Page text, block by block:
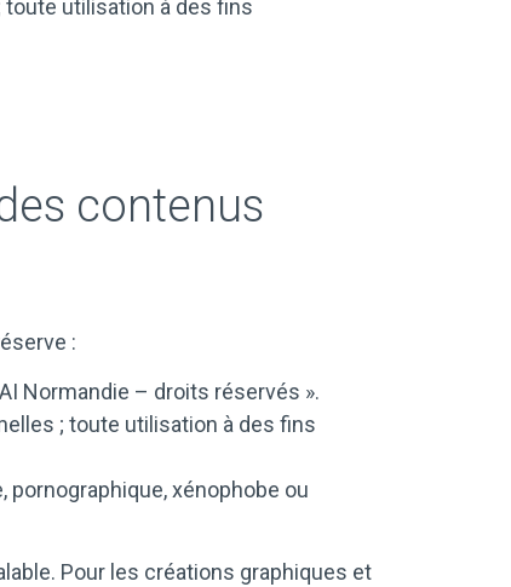
utilisation à des fins
contenus
:
Normandie – droits réservés ».
; toute utilisation à des fins
xénophobe ou
Pour les créations graphiques et